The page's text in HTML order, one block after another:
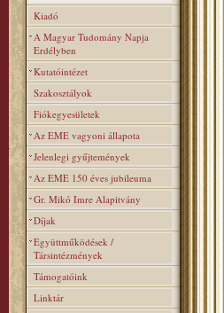
Kiadó
A Magyar Tudomány Napja
Erdélyben
Kutatóintézet
Szakosztályok
Fiókegyesületek
Az EME vagyoni állapota
Jelenlegi gyűjtemények
Az EME 150 éves jubileuma
Gr. Mikó Imre Alapitvány
Díjak
Együttműködések /
Társintézmények
Támogatóink
Linktár